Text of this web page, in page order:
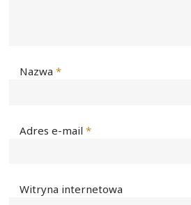
Nazwa*
Adres e-mail*
Witryna internetowa